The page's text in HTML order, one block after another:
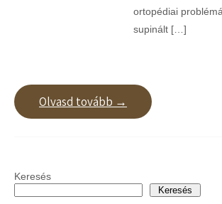
ortopédiai
supinált […]
Olvasd tovább →
Keresés
Keresés